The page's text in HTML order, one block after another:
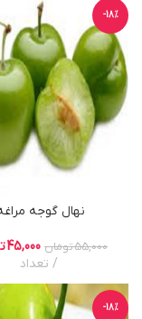
-18%
نهال گوجه
55,000تومان 45,000
تعداد
-18%